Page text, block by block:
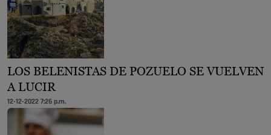
LOS BELENISTAS DE POZUELO SE VUELVEN
A LUCIR
12-12-2022 7:26 p.m.